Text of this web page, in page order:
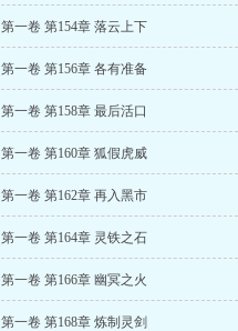
第一卷 第154章 落云上下
第一卷 第156章 各有准备
第一卷 第158章 最后活口
第一卷 第160章 狐假虎威
第一卷 第162章 再入黑市
第一卷 第164章 灵铁之石
第一卷 第166章 幽冥之火
第一卷 第168章 炼制灵剑